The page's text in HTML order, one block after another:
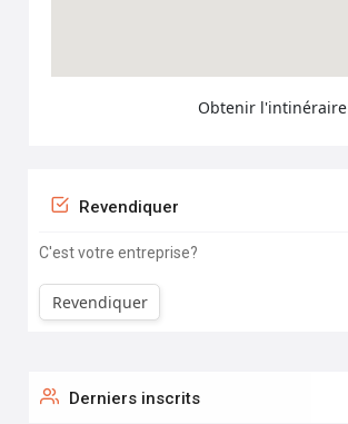
Obtenir l'intinéraire
Revendiquer
C'est votre entreprise?
Revendiquer
Derniers inscrits